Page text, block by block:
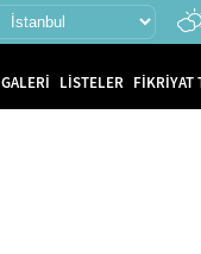
GALERİ LİSTELER FİKRİYAT